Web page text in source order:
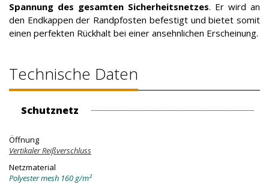
Spannung des gesamten Sicherheitsnetzes. Er wird an
den Endkappen der Randpfosten befestigt und bietet somit
einen perfekten Rückhalt bei einer ansehnlichen Erscheinung.
Technische Daten
Schutznetz
Öffnung
Vertikaler Reißverschluss
Netzmaterial
Polyester mesh 160 g/m²